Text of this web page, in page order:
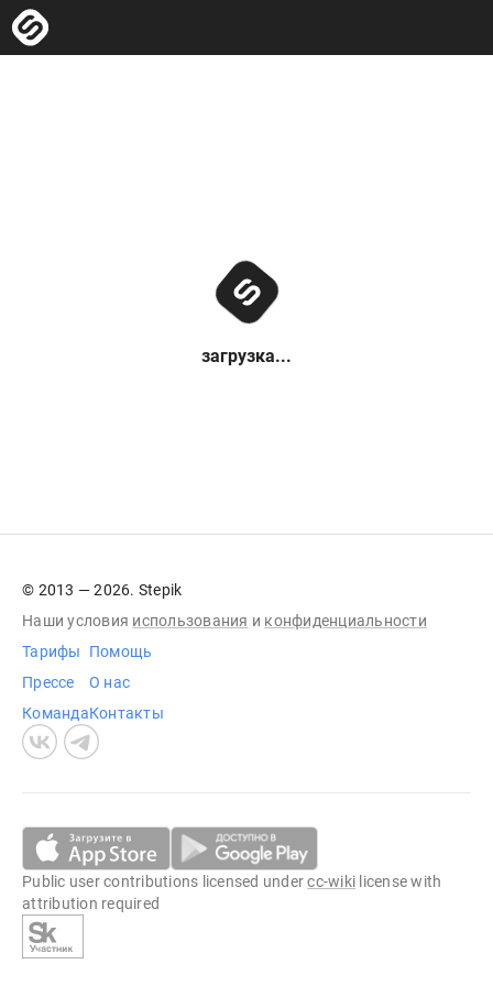
загрузка...
© 2013 — 2026. Stepik
Наши условия использования и конфиденциальности
Тарифы
Прессе
Команда
Помощь
О нас
Контакты
Public user contributions licensed undercc-wiki license with
attribution required